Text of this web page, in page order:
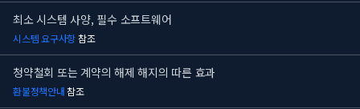
최소 시스템 사양, 필수 소프트웨어
시스템 요구사항참조
청약철회 또는 계약의 해제 해지의 따른 효과
환불정책안내참조